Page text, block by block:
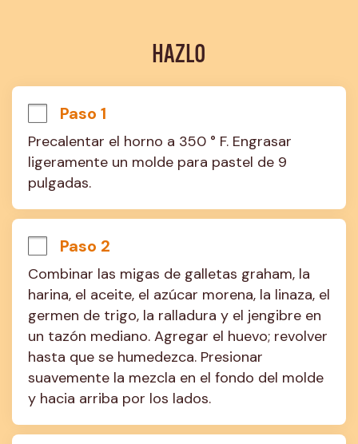
HAZLO
Paso 1
Precalentar el horno a 350 ° F. Engrasar
ligeramente un molde para pastel de 9
pulgadas.
Paso 2
Combinar las migas de galletas graham, la
harina, el aceite, el azúcar morena, la linaza, el
germen de trigo, la ralladura y el jengibre en
un tazón mediano. Agregar el huevo; revolver
hasta que se humedezca. Presionar
suavemente la mezcla en el fondo del molde
y hacia arriba por los lados.